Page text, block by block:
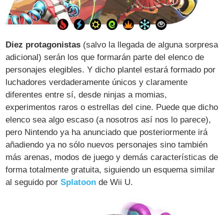
Diez protagonistas (salvo la llegada de alguna sorpresa
adicional) serán los que formarán parte del elenco de
personajes elegibles. Y dicho plantel estará formado por
luchadores verdaderamente únicos y claramente
diferentes entre sí, desde ninjas a momias,
experimentos raros o estrellas del cine. Puede que dicho
elenco sea algo escaso (a nosotros así nos lo parece),
pero Nintendo ya ha anunciado que posteriormente irá
añadiendo ya no sólo nuevos personajes sino también
más arenas, modos de juego y demás características de
forma totalmente gratuita, siguiendo un esquema similar
al seguido porSplatoon de Wii U.